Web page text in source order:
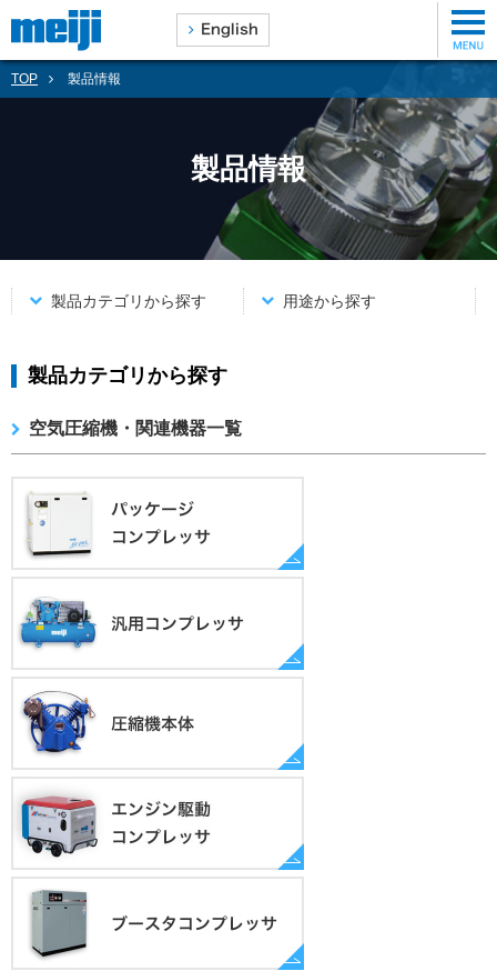
TOP 製品情報
製品情報
製品カテゴリから探す 用途から探す
製品カテゴリから探す
空気圧縮機・関連機器一覧